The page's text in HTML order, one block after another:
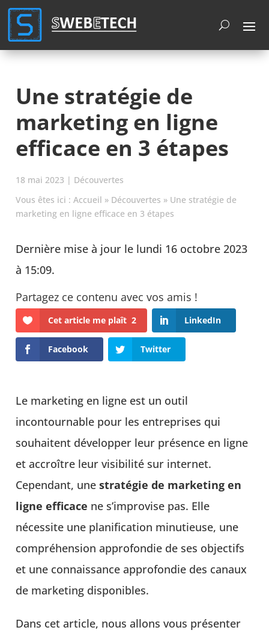
Une stratégie de
marketing en ligne
efficace en 3 étapes
18 mai 2023 | Découvertes
Vous êtes ici :Accueil » Découvertes » Une stratégie de
marketing en ligne efficace en 3 étapes
Dernière mise à jour le lundi 16 octobre 2023
à 15:09.
Cet article me plaît 2 LinkedIn
Facebook Twitter
Le marketing en ligne est un outil
incontournable pour les entreprises qui
souhaitent développer leur présence en ligne
et accroître leur visibilité sur internet.
Cependant, unestratégie de marketing en
ligne efficace ne s’improvise pas. Elle
nécessite une planification minutieuse, une
compréhension approfondie de ses objectifs
et une connaissance approfondie des canaux
de marketing disponibles.
Dans cet article, nous allons vous présenter
Cookies management panel